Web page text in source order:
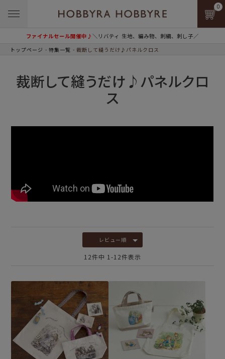
ファイナルセール開催中♪＼リバティ 生地、編み物、刺繍、刺し子／
0
トップページ 特集一覧 裁断して縫うだけ♪パネルクロス
裁断して縫うだけ♪パネルクロ
ス
レビュー順
12件中 1 -12件表示